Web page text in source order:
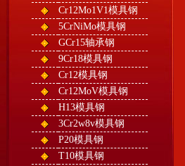
Cr12Mo1V1模具钢
5CrNiMo模具钢
GCr15轴承钢
9Cr18模具钢
Cr12模具钢
Cr12MoV模具钢
H13模具钢
3Cr2w8v模具钢
P20模具钢
T10模具钢